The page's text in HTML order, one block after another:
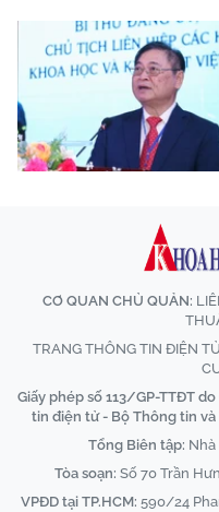
CƠ QUAN CHỦ QUẢN:
TRANG THÔNG TIN ĐIỆN
Giấy phép số 113/GP-TTĐT
tin điện tử - Bộ Thông tin
Tổng Biên tập:
Tòa soạn: Số 70 Trần
VPĐD tại TP.HCM: 590/24